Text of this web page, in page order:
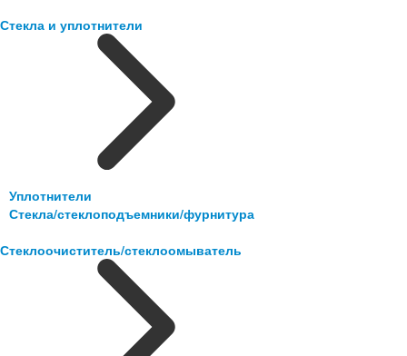
Стекла и уплотнители
Уплотнители
Стекла/стеклоподъемники/фурнитура
Стеклоочиститель/стеклоомыватель